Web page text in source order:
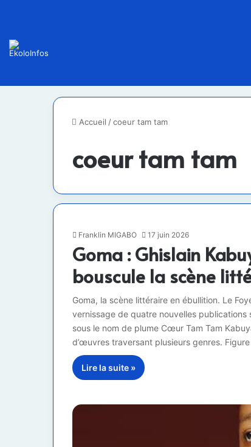
Accueil /coeur tam tam
coeur tam tam
Franklin MIGABO 17 juin 2026
Goma : Ghislain
bouscule la scène
Goma, la scène littéraire en ébullition. Le
vernissage de quatre nouvelles
sous le nom de plume Cœur Tam Tam
d’œuvres traversant plusieurs genres.
Lire la suite »